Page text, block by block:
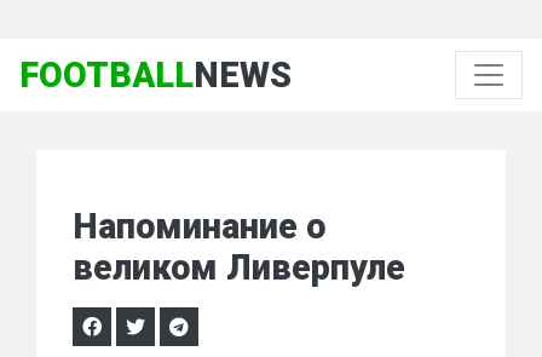
FOOTBALLNEWS
Напоминание о
великом Ливерпуле